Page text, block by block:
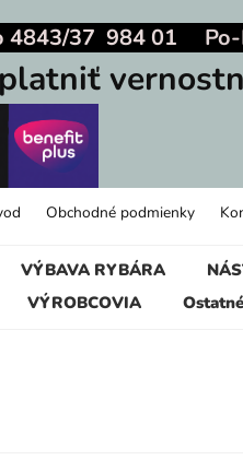
4843/37 984 01 Po-
VÝBAVA RYBÁRA
VÝROBCOVIA Ostatné
Obchodné podmienky